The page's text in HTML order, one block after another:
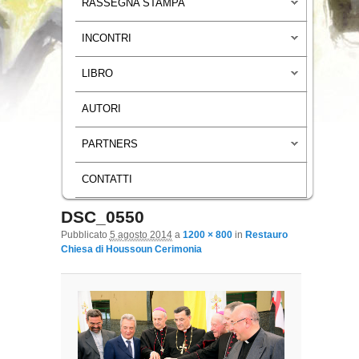
RASSEGNA STAMPA
INCONTRI
LIBRO
AUTORI
PARTNERS
CONTATTI
Navigazione immagini
DSC_0550
Pubblicato 5 agosto 2014a 1200 × 800in Restauro
Chiesa di Houssoun Cerimonia